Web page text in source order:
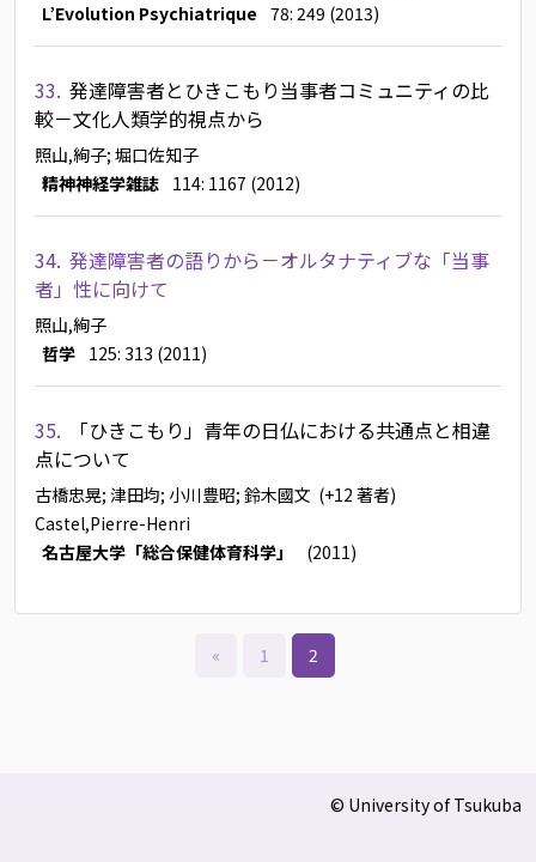
L’Evolution Psychiatrique 78: 249 (2013)
33. 発達障害者とひきこもり当事者コミュニティの比
較－文化人類学的視点から
照山,絢子; 堀口佐知子
精神神経学雑誌 114: 1167 (2012)
34. 発達障害者の語りから－オルタナティブな「当事
者」性に向けて
照山,絢子
哲学 125: 313 (2011)
35.
「ひきこもり」青年の日仏における共通点と相違
点について
古橋忠晃; 津田均; 小川豊昭; 鈴木國文 (+12 著者)
Castel,Pierre-Henri
名古屋大学「総合保健体育科学」
(2011)
« 1 2
© University of Tsukuba